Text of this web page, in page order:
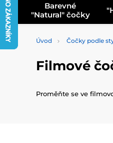
Barevné
"Natural" čočky
Úvod Čočky podle
Filmové
Proměňte se ve